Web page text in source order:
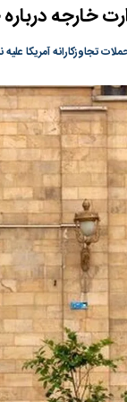
خارجه
تجاوزکارانه آمریکا
جدید یا پایان
در
رصد
شاخص کل